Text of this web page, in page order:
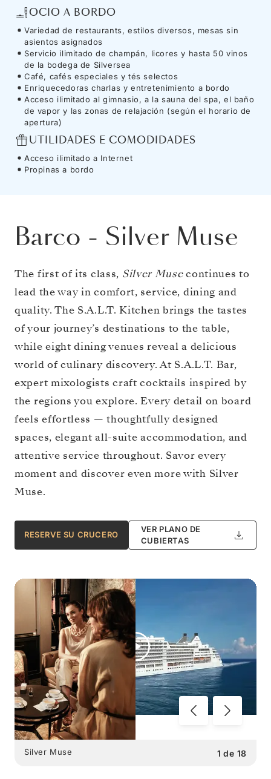
OCIO A BORDO
Variedad de restaurants, estilos diversos, mesas sin
asientos asignados
Servicio ilimitado de champán, licores y hasta 50 vinos
de la bodega de Silversea
Café, cafés especiales y tés selectos
Enriquecedoras charlas y entretenimiento a bordo
Acceso ilimitado al gimnasio, a la sauna del spa, el baño
de vapor y las zonas de relajación (según el horario de
apertura)
UTILIDADES E COMODIDADES
Acceso ilimitado a Internet
Propinas a bordo
Barco - Silver Muse
The first of its class, Silver Musecontinues to
lead the way in comfort, service, dining and
quality. The S.A.L.T. Kitchen brings the tastes
of your journey’s destinations to the table,
while eight dining venues reveal a delicious
world of culinary discovery. At S.A.L.T. Bar,
expert mixologists craft cocktails inspired by
the regions you explore. Every detail on board
feels effortless — thoughtfully designed
spaces, elegant all-suite accommodation, and
attentive service throughout. Savor every
moment and discover even more with Silver
Muse.
RESERVE SU CRUCERO
VER PLANO DE
CUBIERTAS
1 de 18
Silver Muse